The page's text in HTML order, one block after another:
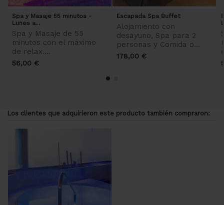
Spa y Masaje 55 minutos -
Lunes a...
Spa y Masaje de 55
minutos con el máximo
de relax....
56,00 €
Escapada Spa Buffet
Alojamiento con
desayuno, Spa para 2
personas y Comida o...
178,00 €
Los clientes que adquirieron este producto también compraron: